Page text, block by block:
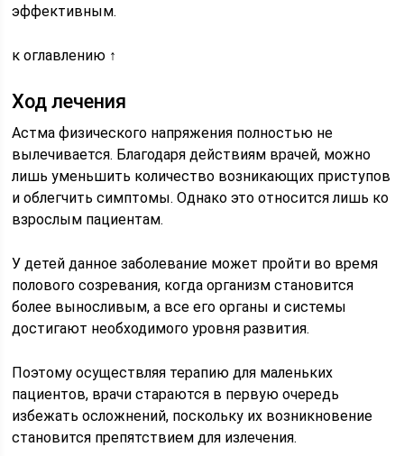
эффективным.
к оглавлению ↑
Ход лечения
Астма физического напряжения полностью не
вылечивается. Благодаря действиям врачей, можно
лишь уменьшить количество возникающих приступов
и облегчить симптомы. Однако это относится лишь ко
взрослым пациентам.
У детей данное заболевание может пройти во время
полового созревания, когда организм становится
более выносливым, а все его органы и системы
достигают необходимого уровня развития.
Поэтому осуществляя терапию для маленьких
пациентов, врачи стараются в первую очередь
избежать осложнений, поскольку их возникновение
становится препятствием для излечения.